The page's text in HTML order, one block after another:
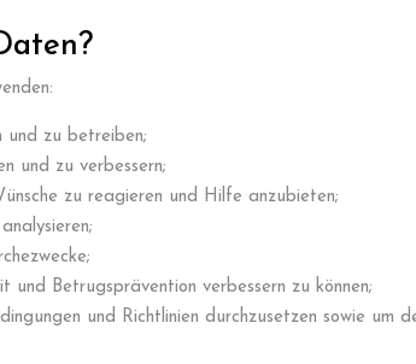
und zu betreiben;
und zu verbessern;
zu reagieren und Hilfe anzubieten;
und Betrugsprävention verbessern zu können;
und Richtlinien durchzusetzen sowie um